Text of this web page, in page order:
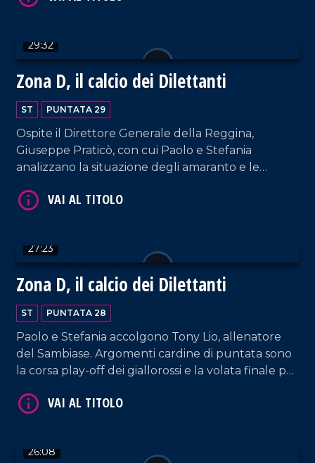
29:32
Zona D, il calcio dei Dilettanti
ST PUNTATA 29
Ospite il Direttore Generale della Reggina,
Giuseppe Praticò, con cui Paolo e Stefania
analizzano la situazione degli amaranto e le
Vibonese, condannata ormai ai play-out.
27:23
Zona D, il calcio dei Dilettanti
ST PUNTATA 28
Paolo e Stefania accolgono Tony Lio, allenatore
del Sambiase. Argomenti cardine di puntata sono
la corsa play-off dei giallorossi e la volata finale per
26:08
VAI AL TITOLO